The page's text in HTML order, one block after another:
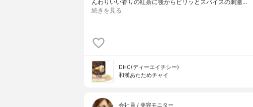
んわりいい香りの紅茶に後からピリッとスパイスの刺激…
続きを見る
DHC(ディーエイチシー)
和漢あたためチャイ
会社員 / 美容モニター